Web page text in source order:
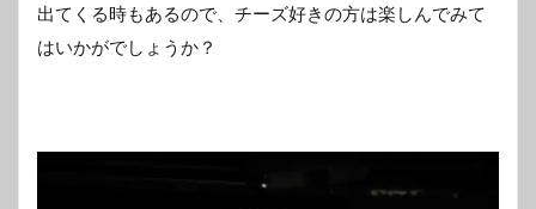
出てくる時もあるので、チーズ好きの方は楽しんでみて
はいかがでしょうか？